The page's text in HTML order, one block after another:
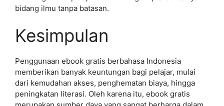
bidang ilmu tanpa batasan.
Kesimpulan
Penggunaan ebook gratis berbahasa Indonesia
memberikan banyak keuntungan bagi pelajar, mulai
dari kemudahan akses, penghematan biaya, hingga
peningkatan literasi. Oleh karena itu, ebook gratis